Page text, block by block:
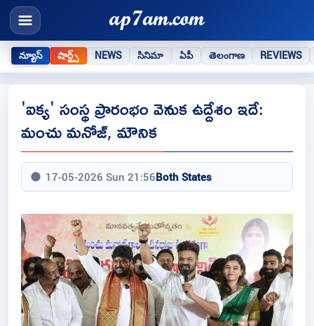
న్యూస్ షార్ట్స్ NEWS సినిమా ఏపీ తెలంగాణ REVIEWS
'ఐక్య' సంస్థ ప్రారంభం వెనుక ఉద్దేశం ఇదే:
మంచు మనోజ్, మౌనిక
17-05-2026 Sun 21:56Both States